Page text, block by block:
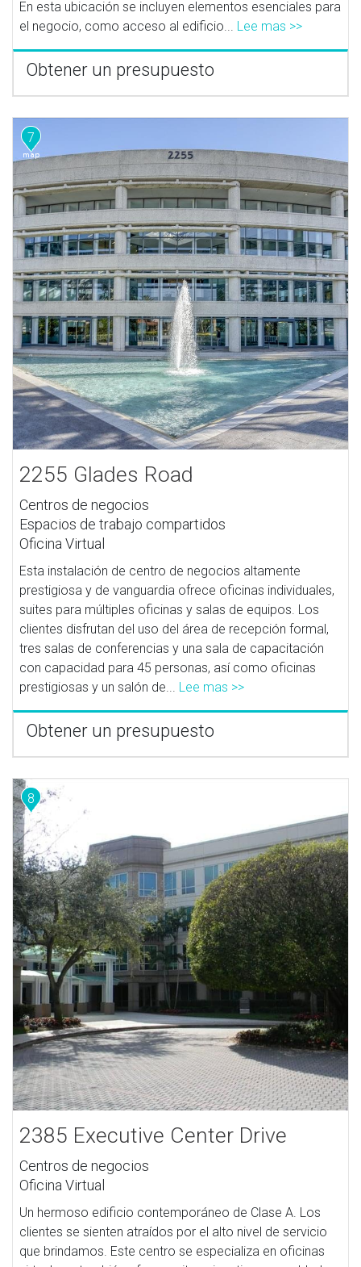
En esta ubicación se incluyen elementos esenciales para
el negocio, como acceso al edificio... Lee mas >>
Obtener un presupuesto
7
2255 Glades Road
Centros de negocios
Espacios de trabajo compartidos
Oficina Virtual
Esta instalación de centro de negocios altamente
prestigiosa y de vanguardia ofrece oficinas individuales,
suites para múltiples oficinas y salas de equipos. Los
clientes disfrutan del uso del área de recepción formal,
tres salas de conferencias y una sala de capacitación
con capacidad para 45 personas, así como oficinas
prestigiosas y un salón de... Lee mas >>
Obtener un presupuesto
8
2385 Executive Center Drive
Centros de negocios
Oficina Virtual
Un hermoso edificio contemporáneo de Clase A. Los
clientes se sienten atraídos por el alto nivel de servicio
que brindamos. Este centro se especializa en oficinas